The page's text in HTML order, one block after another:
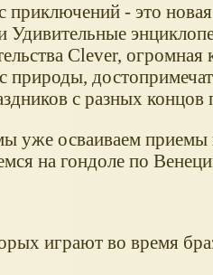
приключений - это
Удивительные
Clever, огромная
природы,
с разных концов
уже осваиваем
на гондоле по
играют во время